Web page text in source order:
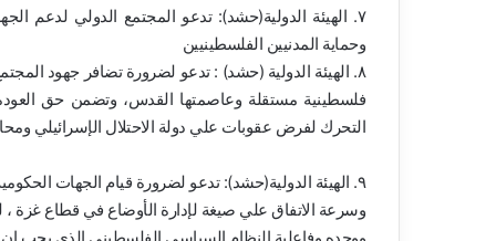
٧. الهيئة الدولية(حشد): تدعو المجتمع الدولي لدعم
وحماية المدنيين الفلسطينيين
٨. الهيئة الدولية (حشد) : تدعو لضرورة تضافر جهود
فلسطينية مستقلة وعاصمتها القدس، وتضمن حق العودة
التحرك لفرض عقوبات علي دولة الاحتلال الإسرائيلي
٩. الهيئة الدولية(حشد): تدعو لضرورة قيام الجهات
وسرعة الاتفاق علي صيغة لإدارة الأوضاع في قطاع